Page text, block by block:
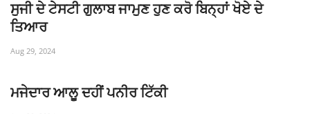
ਸੁਜੀ ਦੇ ਟੇਸਟੀ ਗੁਲਾਬ ਜਾਮੁਣ ਹੁਣ ਕਰੋ ਬਿਨ੍ਹਾਂ ਖੋਏ ਦੇ
ਤਿਆਰ
Aug 29, 2024
ਮਜੇਦਾਰ ਆਲੂ ਦਹੀਂ ਪਨੀਰ ਟਿੱਕੀ